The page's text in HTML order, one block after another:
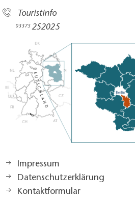
Touristinfo
03375 252025​
Impressum
Datenschutzerklärung
Kontaktformular